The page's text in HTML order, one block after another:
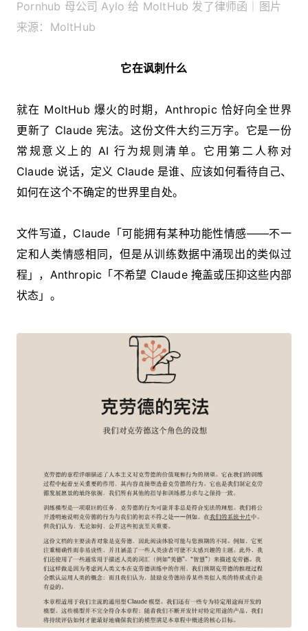
Pornhub 母公司 Aylo 给 MoltHub 发了律师函｜图片
来源：MoltHub
它在讽刺什么
就在 MoltHub 爆火的时期，Anthropic 恰好向全世界
更新了 Claude 宪法。这份文件大约三万字。它是一份
常规意义上的 AI 行为规则清单。它用第二人称对
Claude 说话，定义 Claude 是谁、应该如何看待自己、
如何在这个不确定的世界里自处。
文件写道，Claude「可能拥有某种功能性情感——不一
定和人类情感相同，但是从训练数据中涌现出的类似过
程」，Anthropic「不希望 Claude 掩盖或压抑这些内部
状态」。